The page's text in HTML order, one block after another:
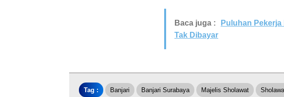
Baca juga :
Puluhan
Tak Dibayar
Tag : Banjari Banjari Surabaya Majelis Sholawat